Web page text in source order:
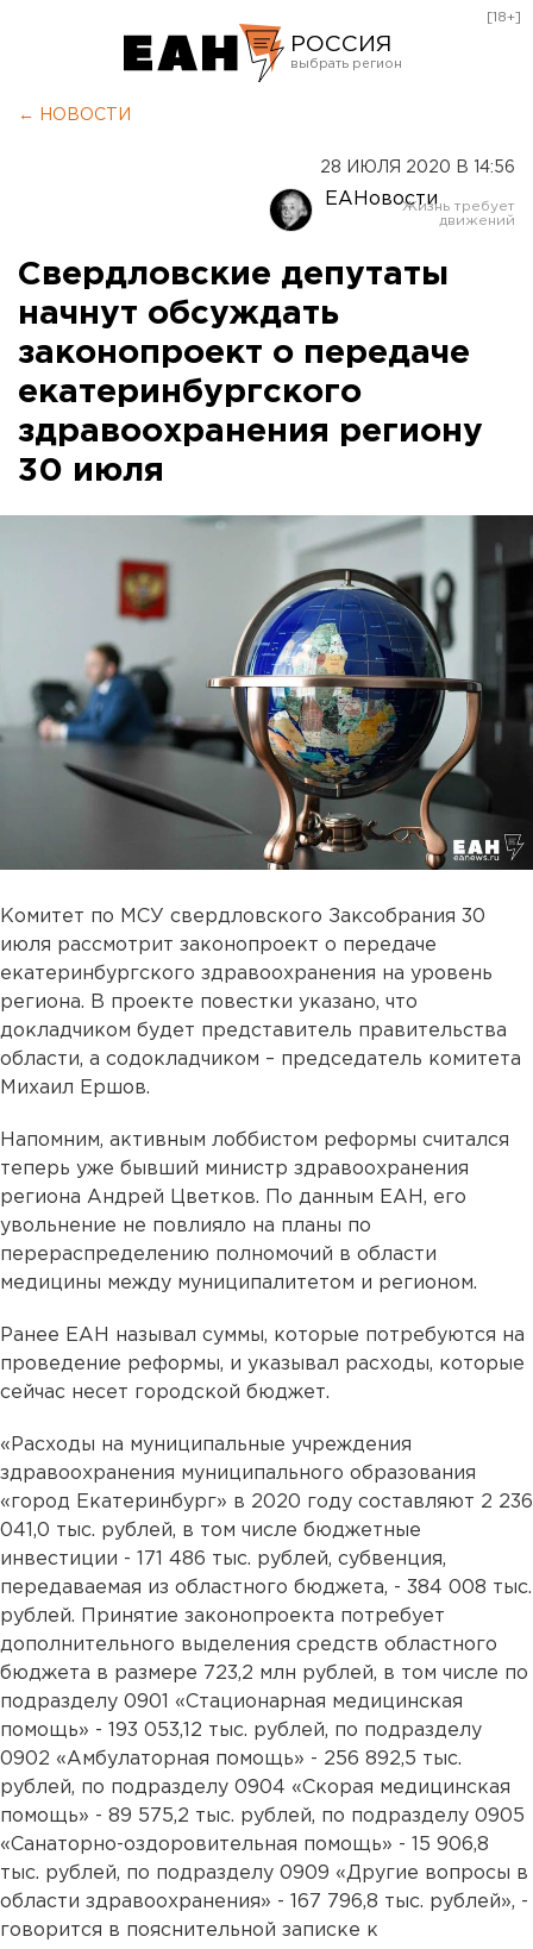
РОССИЯ
Оренбург
[18+]
← НОВОСТИ
28 ИЮЛЯ 2020 В 14:56
ЕАНовости
Свердловские депутаты
начнут обсуждать
законопроект о передаче
екатеринбургского
здравоохранения региону
30 июля
Комитет по МСУ свердловского Заксобрания 30
июля рассмотрит законопроект о передаче
екатеринбургского здравоохранения на уровень
региона. В проекте повестки указано, что
докладчиком будет представитель правительства
области, а содокладчиком – председатель комитета
Михаил Ершов.
Напомним, активным лоббистом реформы считался
теперь уже бывший министр здравоохранения
региона Андрей Цветков. По данным ЕАН, его
увольнение не повлияло на планы по
перераспределению полномочий в области
медицины между муниципалитетом и регионом.
Ранее ЕАН называл суммы, которые потребуются на
проведение реформы, и указывал расходы, которые
сейчас несет городской бюджет.
«Расходы на муниципальные учреждения
здравоохранения муниципального образования
«город Екатеринбург» в 2020 году составляют 2 236
041,0 тыс. рублей, в том числе бюджетные
инвестиции - 171 486 тыс. рублей, субвенция,
передаваемая из областного бюджета, - 384 008 тыс.
рублей. Принятие законопроекта потребует
дополнительного выделения средств областного
бюджета в размере 723,2 млн рублей, в том числе по
подразделу 0901 «Стационарная медицинская
помощь» - 193 053,12 тыс. рублей, по подразделу
0902 «Амбулаторная помощь» - 256 892,5 тыс.
рублей, по подразделу 0904 «Скорая медицинская
помощь» - 89 575,2 тыс. рублей, по подразделу 0905
«Санаторно-оздоровительная помощь» - 15 906,8
тыс. рублей, по подразделу 0909 «Другие вопросы в
области здравоохранения» - 167 796,8 тыс. рублей», -
говорится в пояснительной записке к